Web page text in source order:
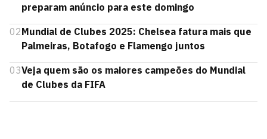
preparam anúncio para este domingo
02Mundial de Clubes 2025: Chelsea fatura mais que
Palmeiras, Botafogo e Flamengo juntos
03Veja quem são os maiores campeões do Mundial
de Clubes da FIFA